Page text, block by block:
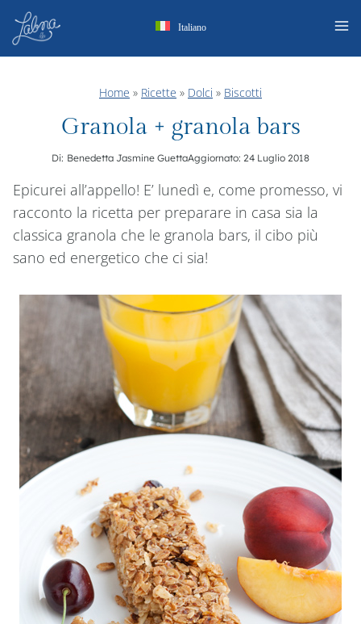
Salta
contenuto
Italiano
Home » Ricette » Dolci » Biscotti
Granola + granola bars
Di: Benedetta Jasmine GuettaAggiornato: 24 Luglio 2018
Epicurei all’appello! E’ lunedì e, come promesso, vi
racconto la ricetta per preparare in casa sia la
classica granola che le granola bars, il cibo più
sano ed energetico che ci sia!